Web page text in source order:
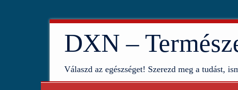
DXN –
Válaszd az egészséget! Szerezd meg a tudást,